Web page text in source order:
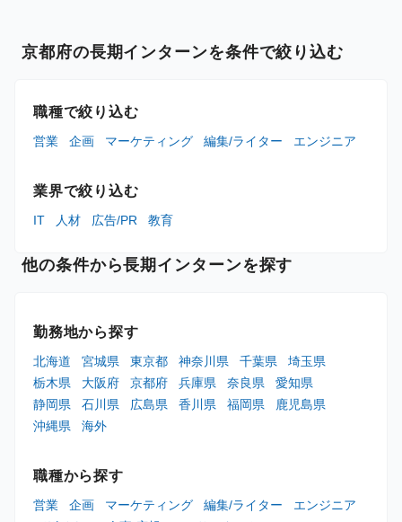
京都府の長期インターンを条件で絞り込む
職種で絞り込む
営業 企画 マーケティング 編集/ライター エンジニア
業界で絞り込む
IT 人材 広告/PR 教育
他の条件から長期インターンを探す
勤務地から探す
北海道 宮城県 東京都 神奈川県 千葉県
埼玉県
栃木県
大阪府 京都府 兵庫県 奈良県
愛知県
静岡県
石川県 広島県 香川県 福岡県
鹿児島県
沖縄県
海外
職種から探す
営業 企画 マーケティング 編集/ライター
エンジニア